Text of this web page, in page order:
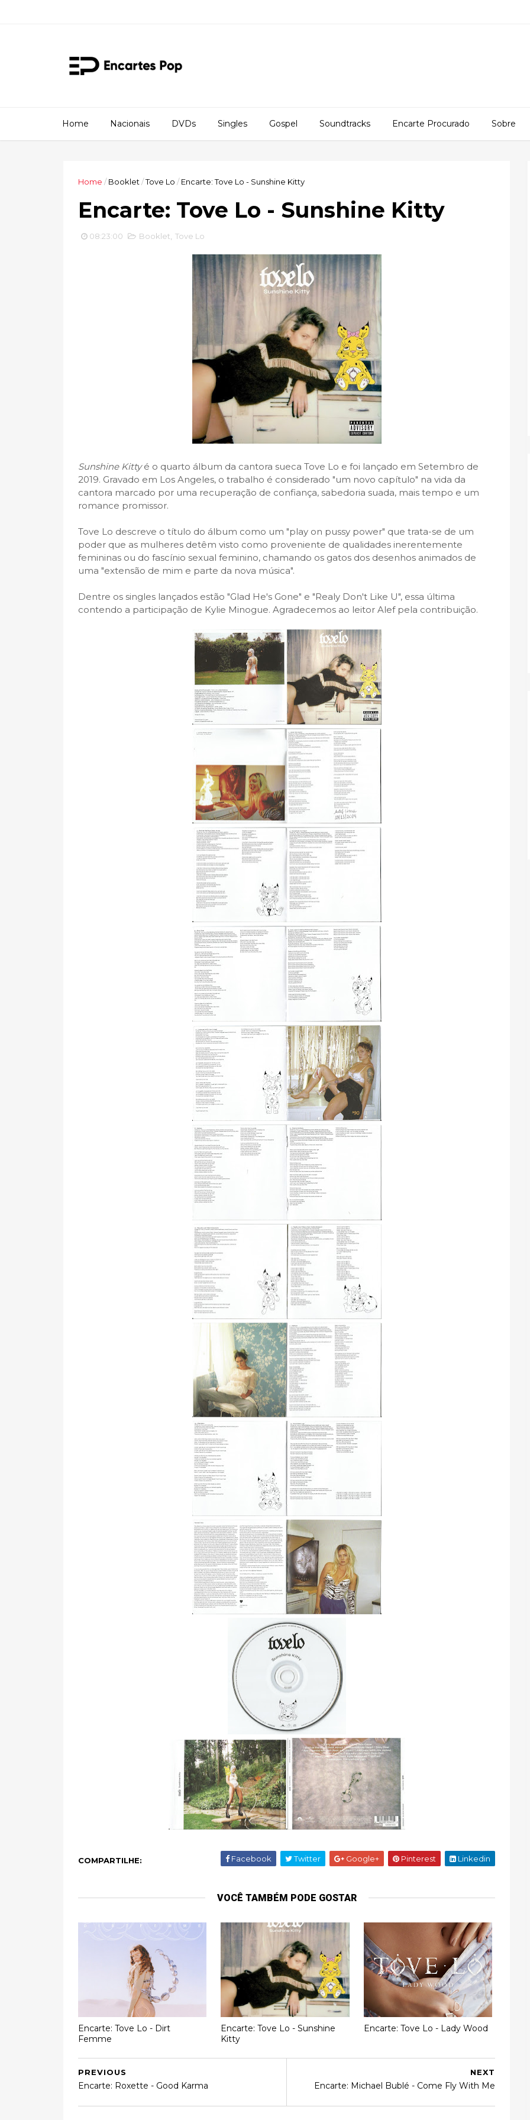
Home Nacionais DVDs Singles Gospel Soundtracks Encarte Procurado Sobre
Home / Booklet /Tove Lo / Encarte: Tove Lo - Sunshine Kitty
Encarte: Tove Lo - Sunshine Kitty
08:23:00 Booklet Tove Lo
Sunshine Kittyé o quarto álbum da cantora sueca Tove Lo e foi lançado em Setembro de
2019. Gravado em Los Angeles, o trabalho é considerado "um novo capítulo" na vida da
cantora marcado por uma recuperação de confiança, sabedoria suada, mais tempo e um
romance promissor.
Tove Lo descreve o título do álbum como um "play on pussy power" que trata-se de um
poder que as mulheres detêm visto como proveniente de qualidades inerentemente
femininas ou do fascínio sexual feminino, chamando os gatos dos desenhos animados de
uma "extensão de mim e parte da nova música".
Dentre os singles lançados estão "Glad He's Gone" e "Realy Don't Like U", essa última
contendo a participação de Kylie Minogue. Agradecemos ao leitor Alef pela contribuição.
COMPARTILHE: Facebook Twitter Google+ Pinterest Linkedin
VOCÊ TAMBÉM PODE GOSTAR
Encarte: Tove Lo - Dirt
Femme
Encarte: Tove Lo - Sunshine
Kitty
Encarte: Tove Lo - Lady Wood
NEXT
Encarte: Michael Bublé - Come Fly With Me
PREVIOUS
Encarte: Roxette - Good Karma